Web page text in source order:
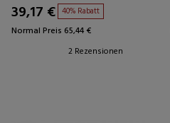
39,17 € 40% Rabatt
Normal Preis 65,44 €
2 Rezensionen